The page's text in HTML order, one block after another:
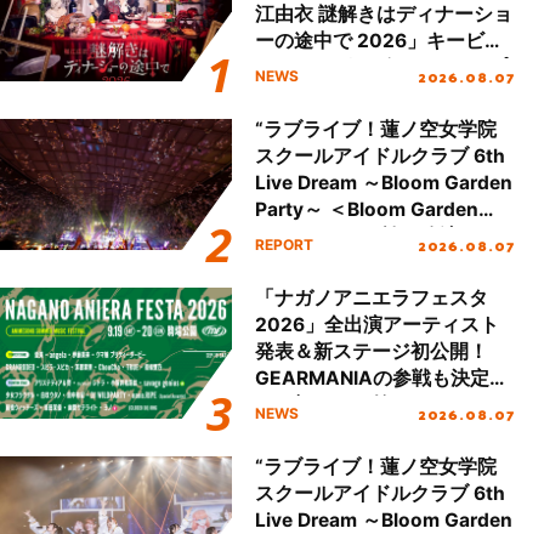
江由衣 謎解きはディナーショ
ーの途中で 2026」キービジ
ュアル＆グッズラインナップ
NEWS 2026.08.07
“ラブライブ！蓮ノ空女学院
スクールアイドルクラブ 6th
Live Dream ～Bloom Garden
Party～ ＜Bloom Garden
Party Stage／埼玉公演＞”
REPORT 2026.08.07
「ナガノアニエラフェスタ
2026」全出演アーティスト
発表＆新ステージ初公開！
GEARMANIAの参戦も決定
し、初となる第3ステージの
NEWS 2026.08.07
“ラブライブ！蓮ノ空女学院
スクールアイドルクラブ 6th
Live Dream ～Bloom Garden